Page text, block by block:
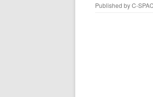
Published byC-